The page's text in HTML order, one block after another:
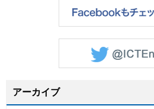
アーカイブ